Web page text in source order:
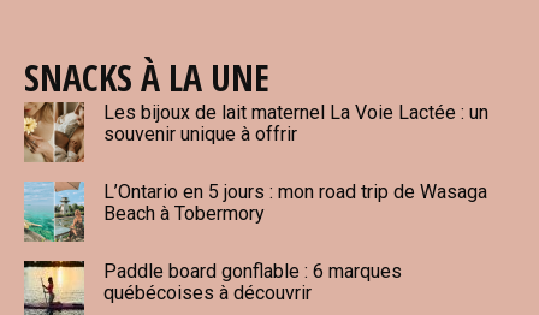
SNACKS À LA UNE
Les bijoux de lait maternel La Voie Lactée : un
souvenir unique à offrir
L’Ontario en 5 jours : mon road trip de Wasaga
Beach à Tobermory
Paddle board gonflable : 6 marques
québécoises à découvrir